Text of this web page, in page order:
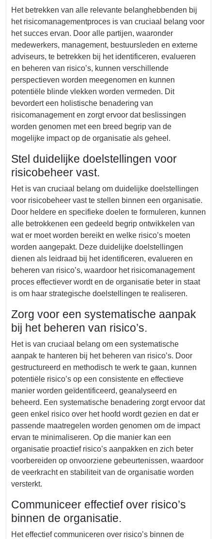
Het betrekken van alle relevante belanghebbenden bij
het risicomanagementproces is van cruciaal belang voor
het succes ervan. Door alle partijen, waaronder
medewerkers, management, bestuursleden en externe
adviseurs, te betrekken bij het identificeren, evalueren
en beheren van risico’s, kunnen verschillende
perspectieven worden meegenomen en kunnen
potentiële blinde vlekken worden vermeden. Dit
bevordert een holistische benadering van
risicomanagement en zorgt ervoor dat beslissingen
worden genomen met een breed begrip van de
mogelijke impact op de organisatie als geheel.
Stel duidelijke doelstellingen voor
risicobeheer vast.
Het is van cruciaal belang om duidelijke doelstellingen
voor risicobeheer vast te stellen binnen een organisatie.
Door heldere en specifieke doelen te formuleren, kunnen
alle betrokkenen een gedeeld begrip ontwikkelen van
wat er moet worden bereikt en welke risico’s moeten
worden aangepakt. Deze duidelijke doelstellingen
dienen als leidraad bij het identificeren, evalueren en
beheren van risico’s, waardoor het risicomanagement
proces effectiever wordt en de organisatie beter in staat
is om haar strategische doelstellingen te realiseren.
Zorg voor een systematische aanpak
bij het beheren van risico’s.
Het is van cruciaal belang om een systematische
aanpak te hanteren bij het beheren van risico’s. Door
gestructureerd en methodisch te werk te gaan, kunnen
potentiële risico’s op een consistente en effectieve
manier worden geïdentificeerd, geanalyseerd en
beheerd. Een systematische benadering zorgt ervoor dat
geen enkel risico over het hoofd wordt gezien en dat er
passende maatregelen worden genomen om de impact
ervan te minimaliseren. Op die manier kan een
organisatie proactief risico’s aanpakken en zich beter
voorbereiden op onvoorziene gebeurtenissen, waardoor
de veerkracht en stabiliteit van de organisatie worden
versterkt.
Communiceer effectief over risico’s
binnen de organisatie.
Het effectief communiceren over risico’s binnen de